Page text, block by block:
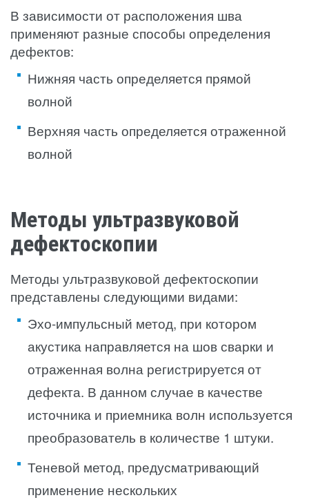
В зависимости от расположения шва
применяют разные способы определения
дефектов:
Нижняя часть определяется прямой
волной
Верхняя часть определяется отраженной
волной
Методы ультразвуковой
дефектоскопии
Методы ультразвуковой дефектоскопии
представлены следующими видами:
Эхо-импульсный метод, при котором
акустика направляется на шов сварки и
отраженная волна регистрируется от
дефекта. В данном случае в качестве
источника и приемника волн используется
преобразователь в количестве 1 штуки.
Теневой метод, предусматривающий
применение нескольких